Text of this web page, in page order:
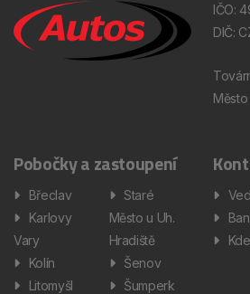
IČO:
DIČ:
Město
Pobočky a zastoupení
Břeclav
Karlovy
Vary
Kolín
Litomyšl
Staré
Město u Uh.
Hradiště
Šenov
Šumperk